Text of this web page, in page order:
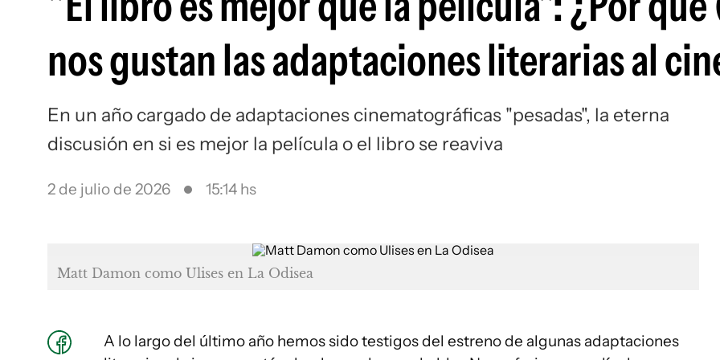
nos gustan las adaptaciones literarias al
En un año cargado de adaptaciones cinematográficas "pesadas", la eterna
discusión en si es mejor la película o el libro se reaviva
2 de julio de 2026 15:14 hs
Matt Damon como Ulises en La Odisea
A lo largo del último año hemos sido testigos del estreno de algunas adaptaciones